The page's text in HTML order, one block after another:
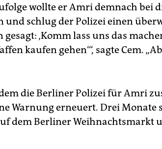
wollte er Amri demnach bei
schlug der Polizei einen
gesagt: ‚Komm lass uns das
kaufen gehen‘“, sagte Cem.
die Berliner Polizei für Amri
Warnung erneuert. Drei Monate
dem Berliner Weihnachtsmarkt